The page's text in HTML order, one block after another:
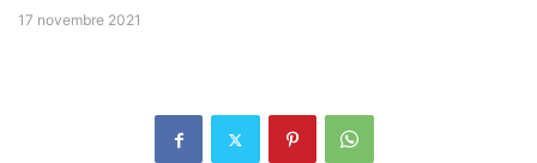
17 novembre 2021